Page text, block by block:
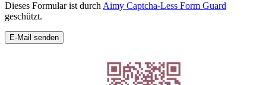
Dieses Formular ist durch Aimy Captcha-Less Form Guard
geschützt.
E-Mail senden